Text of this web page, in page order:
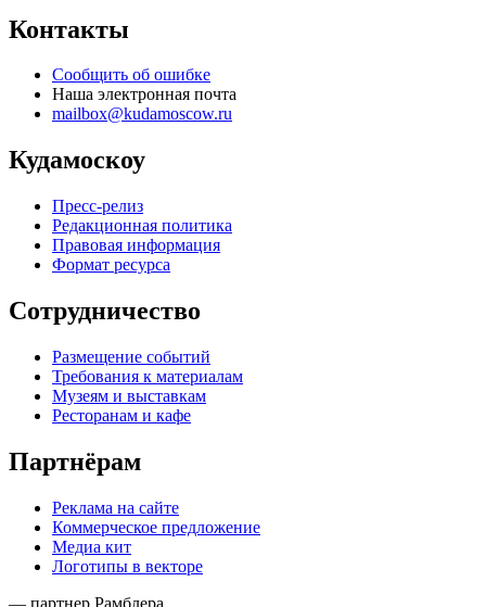
Контакты
Сообщить об ошибке
Наша электронная почта
mailbox@kudamoscow.ru
Кудамоскоу
Пресс-релиз
Редакционная политика
Правовая информация
Формат ресурса
Сотрудничество
Размещение событий
Требования к материалам
Музеям и выставкам
Ресторанам и кафе
Партнёрам
Реклама на сайте
Коммерческое предложение
Медиа кит
Логотипы в векторе
— партнер Рамблера